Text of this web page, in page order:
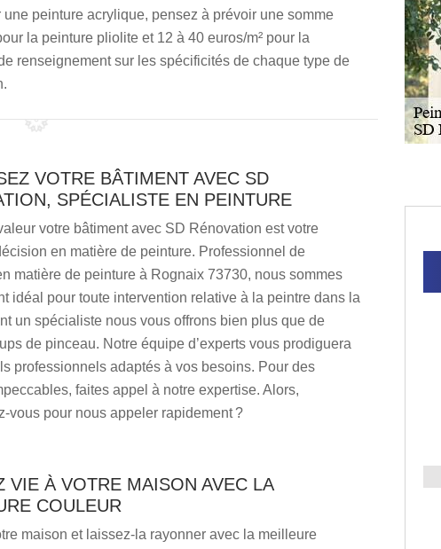
peinture acrylique, pensez à prévoir une somme
la peinture pliolite et 12 à 40 euros/m² pour la
renseignement sur les spécificités de chaque type de
VOTRE BÂTIMENT AVEC SD
SPÉCIALISTE EN PEINTURE
votre bâtiment avec SD Rénovation est votre
en matière de peinture. Professionnel de
matière de peinture à Rognaix 73730, nous sommes
idéal pour toute intervention relative à la peintre dans la
un spécialiste nous vous offrons bien plus que de
de pinceau. Notre équipe d’experts vous prodiguera
professionnels adaptés à vos besoins. Pour des
faites appel à notre expertise. Alors,
vous pour nous appeler rapidement ?
VIE À VOTRE MAISON AVEC LA
COULEUR
maison et laissez-la rayonner avec la meilleure